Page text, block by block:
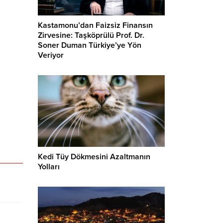
Kastamonu’dan Faizsiz Finansın
Zirvesine: Taşköprülü Prof. Dr.
Soner Duman Türkiye’ye Yön
Veriyor
Kedi Tüy Dökmesini Azaltmanın
Yolları